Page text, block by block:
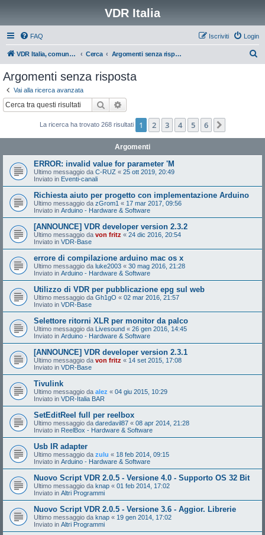
VDR Italia
FAQ Login
Iscriviti
VDR Italia, comunità italiana utilizzatori VDR Cerca Argomenti senza risposta
Argomenti senza risposta
Vai alla ricerca avanzata
Cerca
La ricerca ha trovato 268 risultati 1 2 3 4 5 6
Argomenti
ERROR: invalid value for parameter 'M
Ultimo messaggio da C-RUZ « 25 ott 2019, 20:49
Inviato in Eventi-canali
Richiesta aiuto per progetto con implementazione Arduino
Ultimo messaggio da zGrom1 « 17 mar 2017, 09:56
Inviato in Arduino - Hardware & Software
[ANNOUNCE] VDR developer version 2.3.2
Ultimo messaggio da von fritz « 24 dic 2016, 20:54
Inviato in VDR-Base
errore di compilazione arduino mac os x
Ultimo messaggio da luke2003 « 30 mag 2016, 21:28
Inviato in Arduino - Hardware & Software
Utilizzo di VDR per pubblicazione epg sul web
Ultimo messaggio da Gh1gO « 02 mar 2016, 21:57
Inviato in VDR-Base
Selettore ritorni XLR per monitor da palco
Ultimo messaggio da Livesound « 26 gen 2016, 14:45
Inviato in Arduino - Hardware & Software
[ANNOUNCE] VDR developer version 2.3.1
Ultimo messaggio da von fritz « 14 set 2015, 17:08
Inviato in VDR-Base
Tivulink
Ultimo messaggio da alez « 04 giu 2015, 10:29
Inviato in VDR-Italia BAR
SetEditReel full per reelbox
Ultimo messaggio da daredavil87 « 08 apr 2014, 21:28
Inviato in ReelBox - Hardware & Software
Usb IR adapter
Ultimo messaggio da zulu « 18 feb 2014, 09:15
Inviato in Arduino - Hardware & Software
Nuovo Script VDR 2.0.5 - Versione 4.0 - Supporto OS 32 Bit
Ultimo messaggio da knap « 01 feb 2014, 17:02
Inviato in Altri Programmi
Nuovo Script VDR 2.0.5 - Versione 3.6 - Aggior. Librerie
Ultimo messaggio da knap « 19 gen 2014, 17:02
Inviato in Altri Programmi